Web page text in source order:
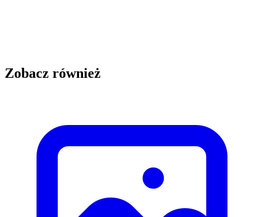
Zobacz również